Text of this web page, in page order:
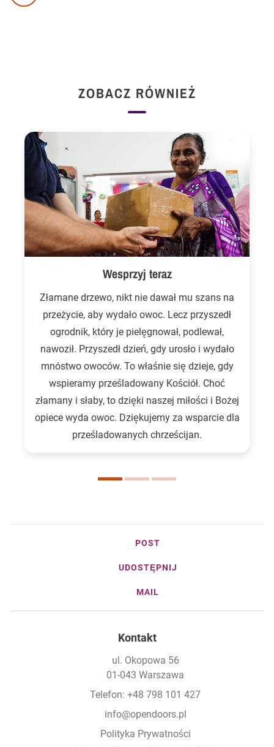
ZOBACZ RÓWNIEŻ
Wesprzyj teraz
Złamane drzewo, nikt nie dawał mu szans na
przeżycie, aby wydało owoc. Lecz przyszedł
ogrodnik, który je pielęgnował, podlewał,
nawoził. Przyszedł dzień, gdy urosło i wydało
mnóstwo owoców. To właśnie się dzieje, gdy
wspieramy prześladowany Kościół. Choć
złamany i słaby, to dzięki naszej miłości i Bożej
opiece wyda owoc. Dziękujemy za wsparcie dla
prześladowanych chrześcijan.
POST
UDOSTĘPNIJ
MAIL
Kontakt
ul. Okopowa 56
01-043 Warszawa
Telefon: +48 798 101 427
info@opendoors.pl
Polityka Prywatności